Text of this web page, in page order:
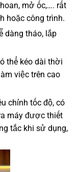
mở ốc,…. rất
hoặc công trình.
dàng tháo, lắp
thể kéo dài thời
việc trên cao
chỉnh tốc độ, có
máy được thiết
tắc khi sử dụng,